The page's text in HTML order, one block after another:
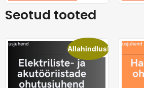
Seotud tooted
Allahindlus!